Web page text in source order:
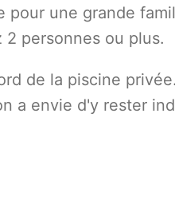
une grande
personnes ou plus.
de la piscine
a envie d'y rester